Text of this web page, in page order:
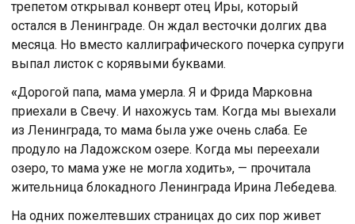
трепетом открывал конверт отец Иры, который
остался в Ленинграде. Он ждал весточки долгих два
месяца. Но вместо каллиграфического почерка супруги
выпал листок с корявыми буквами.
«Дорогой папа, мама умерла. Я и Фрида Марковна
приехали в Свечу. И нахожусь там. Когда мы выехали
из Ленинграда, то мама была уже очень слаба. Ее
продуло на Ладожском озере. Когда мы переехали
озеро, то мама уже не могла ходить», — прочитала
жительница блокадного Ленинграда Ирина Лебедева.
На одних пожелтевших страницах до сих пор живет